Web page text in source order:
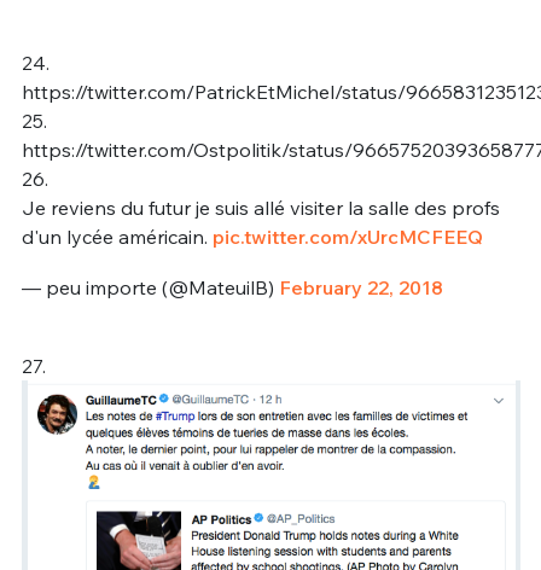
24.
https://twitter.com/PatrickEtMichel/status/
25.
https://twitter.com/Ostpolitik/status/
26.
Je reviens du futur je suis allé visiter la salle des profs
d'un lycée américain. pic.twitter.com/xUrcMCFEEQ
— peu importe (@MateuilB) February 22, 2018
27.